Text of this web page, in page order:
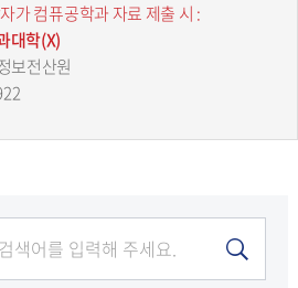
가 컴퓨공학과 자료 제출 시 :
대학(X)
보전산원